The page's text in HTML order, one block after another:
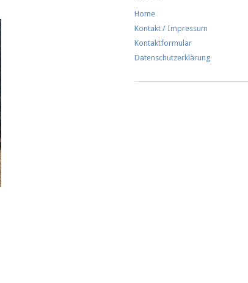
Home
Kontakt / Impressum
Kontaktformular
Datenschutzerklärung